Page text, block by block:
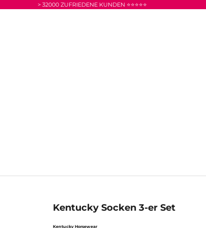
> 32000 ZUFRIEDENE KUNDEN ⭐⭐⭐⭐⭐
Kentucky Socken 3-er Set
Kentucky Horsewear